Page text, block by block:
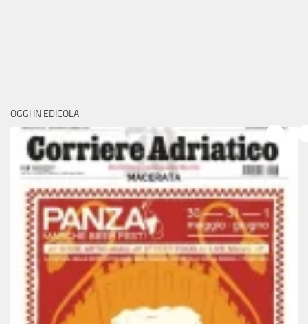
OGGI IN EDICOLA